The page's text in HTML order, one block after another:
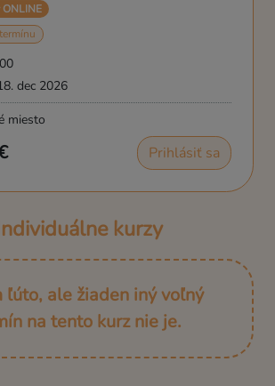
ONLINE
dec 2026
miesto
Prihlásiť sa
kurzy
ľúto, ale žiaden iný voľný
na tento kurz nie je.